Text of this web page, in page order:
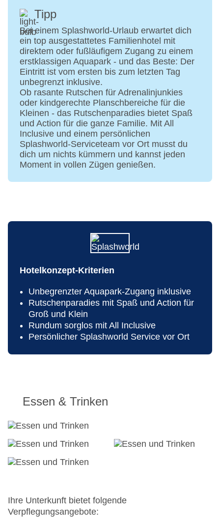
Etagen Nebengebäude: 3
Landeskategorie: 5 Sterne
Tipp
Bei einem Splashworld-Urlaub erwartet dich
ein top ausgestattetes Familienhotel mit
direktem oder fußläufigem Zugang zu einem
erstklassigen Aquapark - und das Beste: Der
Eintritt ist vom ersten bis zum letzten Tag
unbegrenzt inklusive.
Ob rasante Rutschen für Adrenalinjunkies
oder kindgerechte Planschbereiche für die
Kleinen - das Rutschenparadies bietet Spaß
und Action für die ganze Familie. Mit All
Inclusive und einem persönlichen
Splashworld-Serviceteam vor Ort musst du
dich um nichts kümmern und kannst jeden
Moment in vollen Zügen genießen.
Hotelkonzept-Kriterien
Unbegrenzter Aquapark-Zugang inklusive
Rutschenparadies mit Spaß und Action für
Groß und Klein
Rundum sorglos mit All Inclusive
Persönlicher Splashworld Service vor Ort
Essen & Trinken
Ihre Unterkunft bietet folgende
Verpflegungsangebote: